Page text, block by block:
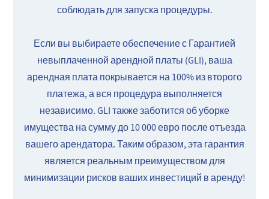
соблюдать для запуска процедуры.
Если вы выбираете обеспечение с Гарантией
невыплаченной арендной платы (GLI), ваша
арендная плата покрывается на 100% из второго
платежа, а вся процедура выполняется
независимо. GLI также заботится об уборке
имущества на сумму до 10 000 евро после отъезда
вашего арендатора. Таким образом, эта гарантия
является реальным преимуществом для
минимизации рисков ваших инвестиций в аренду!